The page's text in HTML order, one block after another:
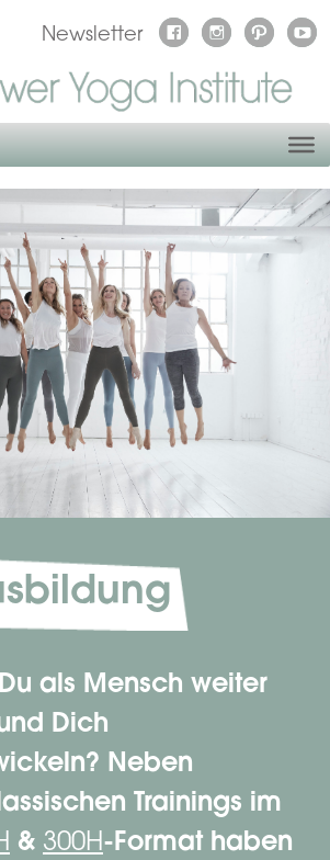
Newsletter
als Mensch weiter
Dich
Neben
Trainings im
& 300H-Format haben